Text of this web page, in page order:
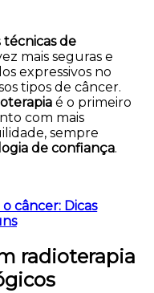
técnicas de
mais seguras e
expressivos no
tipos de câncer.
é o primeiro
com mais
sempre
de confiança.
câncer: Dicas
radioterapia